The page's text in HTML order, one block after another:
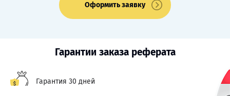
Оформить заявку
Гарантии заказа реферата
Гарантия 30 дней